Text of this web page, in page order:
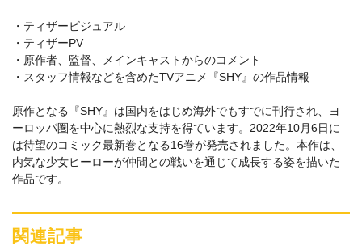
・ティザービジュアル
・ティザーPV
・原作者、監督、メインキャストからのコメント
・スタッフ情報などを含めたTVアニメ『SHY』の作品情報
原作となる『SHY』は国内をはじめ海外でもすでに刊行され、ヨ
ーロッパ圏を中心に熱烈な支持を得ています。2022年10月6日に
は待望のコミック最新巻となる16巻が発売されました。本作は、
内気な少女ヒーローが仲間との戦いを通じて成長する姿を描いた
作品です。
関連記事